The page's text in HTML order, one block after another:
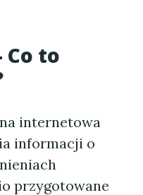
Co to
internetowa
informacji o
przygotowane